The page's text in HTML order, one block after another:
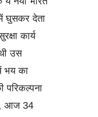
घुसकर देता
कार्य
उस
भय का
परिकल्पना
आज 34